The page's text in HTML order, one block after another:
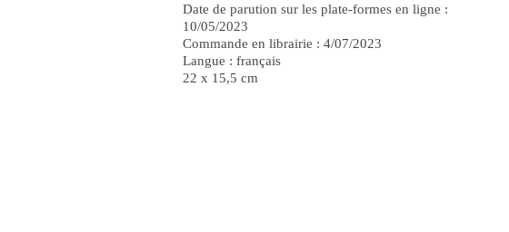
Date de parution sur les plate-formes en ligne :
10/05/2023
Commande en librairie : 4/07/2023
Langue : français
22 x 15,5 cm